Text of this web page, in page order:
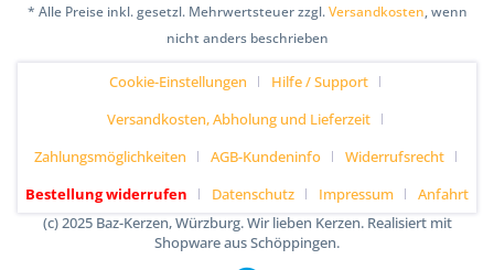
* Alle Preise inkl. gesetzl. Mehrwertsteuer zzgl.Versandkosten, wenn
nicht anders beschrieben
Cookie-Einstellungen
Hilfe / Support
Versandkosten, Abholung und Lieferzeit
Zahlungsmöglichkeiten
AGB-Kundeninfo
Widerrufsrecht
Bestellung widerrufen
Datenschutz Impressum
Anfahrt
(c) 2025 Baz-Kerzen, Würzburg. Wir lieben Kerzen. Realisiert mit
Shopware aus Schöppingen.